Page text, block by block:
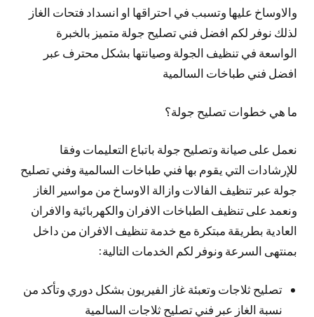
والاوساخ عليها وتسبب في احتراقها او انسداد فتحات الغاز
لذلك نوفر لكم افضل فني تصليح جولة متميز بالخبرة
الواسعة في تنظيف الجولة وصيانتها بشكل محترف عبر
افضل فني طباخات السالمية
ما هي خطوات تصليح جولة؟
نعمل على صيانة وتصليح جولة باتباع التعليمات وفقا
للإرشادات التي يقوم بها فني طباخات السالمية وفني تصليح
جولة عبر تنظيف الفالات وازالة الاوساخ من مواسير الغاز
ونعمد على تنظيف الطباخات الافران والكهربائية والافران
العادية بطريقة مبتكرة مع خدمة تنظيف الافران من داخل
بمنتهى السرعة ونوفر لكم الخدمات التالية:
تصليح ثلاجات وتعبئة غاز الفيريون بشكل دوري وتأكد من
نسبة الغاز عبر فني تصليح ثلاجات السالمية